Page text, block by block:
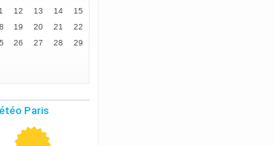
12 13 14
15
19 20 21
22
26 27 28
29